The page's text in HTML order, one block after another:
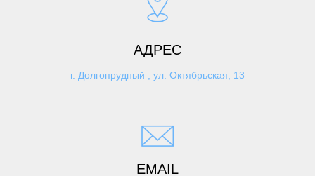
г. Долгопрудный , ул. Октябрьская, 13
АДРЕС
EMAIL